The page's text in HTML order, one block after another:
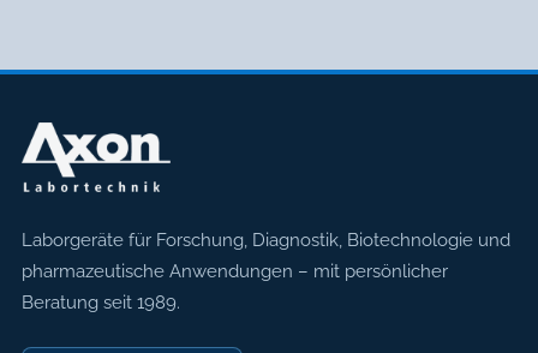
Axon Labortechnik
Laborgeräte für Forschung, Diagnostik, Biotechnologie und
pharmazeutische Anwendungen – mit persönlicher
Beratung seit 1989.